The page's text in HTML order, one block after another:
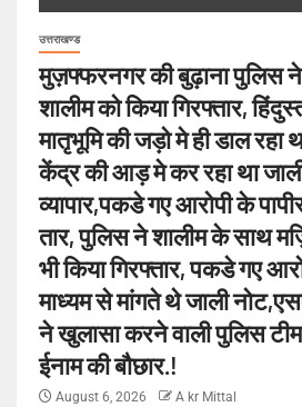
उत्तराखण्ड
मुज़फ्फरनगर की बुढ़ाना पुलिस ने
शालीम को किया गिरफ्तार,
मातृभूमि की जड़ो मे ही डाल रहा
केंद्र की आड़ मे कर रहा था
व्यापार,पकडे गए आरोपी के
तार, पुलिस ने शालीम के साथ
भी किया गिरफ्तार, पकडे गए
माध्यम से मांगते थे जाली
ने खुलासा करने वाली पुलिस
ईनाम की बौछार.!
August 6, 2026 A kr Mittal